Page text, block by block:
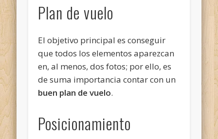
Plan de vuelo
El objetivo principal es conseguir
quetodos los elementos aparezcan
en, al menos, dos fotos; por ello, es
de suma importancia contar con un
buen plan de vuelo.
Posicionamiento